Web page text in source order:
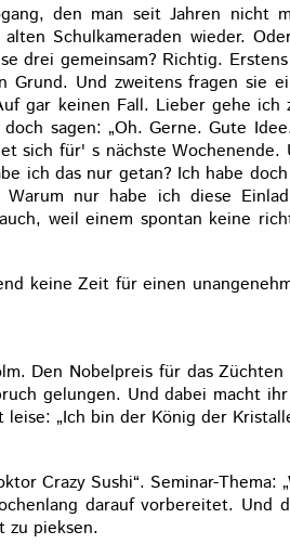
den man seit Jahren nicht
Schulkameraden wieder.
drei gemeinsam? Richtig.
Und zweitens fragen sie
gar keinen Fall. Lieber gehe ich
sagen: „Oh. Gerne. Gute
sich für' s nächste Wochenende.
ich das nur getan? Ich habe
nur habe ich diese
weil einem spontan keine
keine Zeit für einen
Den Nobelpreis für das Züchten
gelungen. Und dabei macht
„Ich bin der König der
Crazy Sushi“. Seminar-Thema:
darauf vorbereitet. Und
zu pieksen.